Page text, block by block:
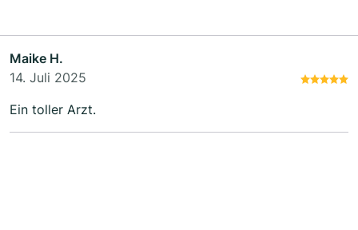
Maike H.
14. Juli 2025
Ein toller Arzt.